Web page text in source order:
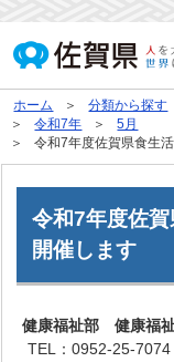
ホーム 分類から探す
令和7年
5月
令和7年度佐賀県食生
令和7年度佐
開催します
健康福祉部 健康福
TEL：0952-25-7074